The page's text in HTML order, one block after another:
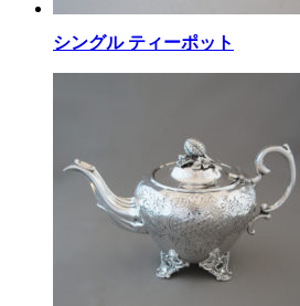
シングル ティーポット